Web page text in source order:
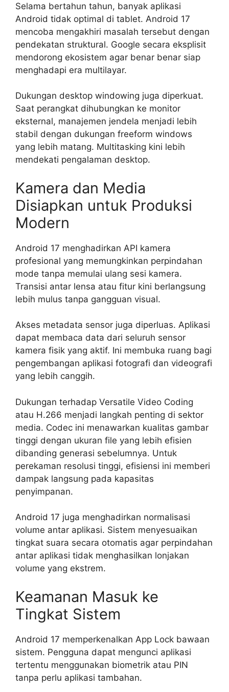
Selama bertahun tahun, banyak aplikasi
Android tidak optimal di tablet. Android 17
mencoba mengakhiri masalah tersebut dengan
pendekatan struktural. Google secara eksplisit
mendorong ekosistem agar benar benar siap
menghadapi era multilayar.
Dukungan desktop windowing juga diperkuat.
Saat perangkat dihubungkan ke monitor
eksternal, manajemen jendela menjadi lebih
stabil dengan dukungan freeform windows
yang lebih matang. Multitasking kini lebih
mendekati pengalaman desktop.
Kamera dan Media
Disiapkan untuk Produksi
Modern
Android 17 menghadirkan API kamera
profesional yang memungkinkan perpindahan
mode tanpa memulai ulang sesi kamera.
Transisi antar lensa atau fitur kini berlangsung
lebih mulus tanpa gangguan visual.
Akses metadata sensor juga diperluas. Aplikasi
dapat membaca data dari seluruh sensor
kamera fisik yang aktif. Ini membuka ruang bagi
pengembangan aplikasi fotografi dan videografi
yang lebih canggih.
Dukungan terhadap Versatile Video Coding
atau H.266 menjadi langkah penting di sektor
media. Codec ini menawarkan kualitas gambar
tinggi dengan ukuran file yang lebih efisien
dibanding generasi sebelumnya. Untuk
perekaman resolusi tinggi, efisiensi ini memberi
dampak langsung pada kapasitas
penyimpanan.
Android 17 juga menghadirkan normalisasi
volume antar aplikasi. Sistem menyesuaikan
tingkat suara secara otomatis agar perpindahan
antar aplikasi tidak menghasilkan lonjakan
volume yang ekstrem.
Keamanan Masuk ke
Tingkat Sistem
Android 17 memperkenalkan App Lock bawaan
sistem. Pengguna dapat mengunci aplikasi
tertentu menggunakan biometrik atau PIN
tanpa perlu aplikasi tambahan.